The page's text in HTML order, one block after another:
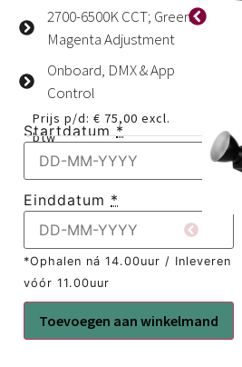
2700-6500K CCT; Green-
Magenta Adjustment
Onboard, DMX & App
Control
Startdatum *
Einddatum *
*Ophalen ná 14.00uur / Inleveren
vóór 11.00uur
Toevoegen aan winkelmand
Prijs p/d: € 75,00 excl.
btw